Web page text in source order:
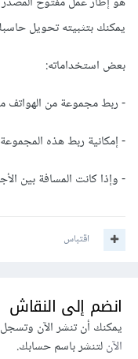
يمكنك بتثبيته تحويل
بعض استخداماته:
- ربط مجموعة من الهواتف
- إمكانية ربط هذه
- وإذا كانت المسافة بين
اقتباس
انضم إلى النقاش
يمكنك أن تنشر الآن
الآنلتنشر باسم حسابك.